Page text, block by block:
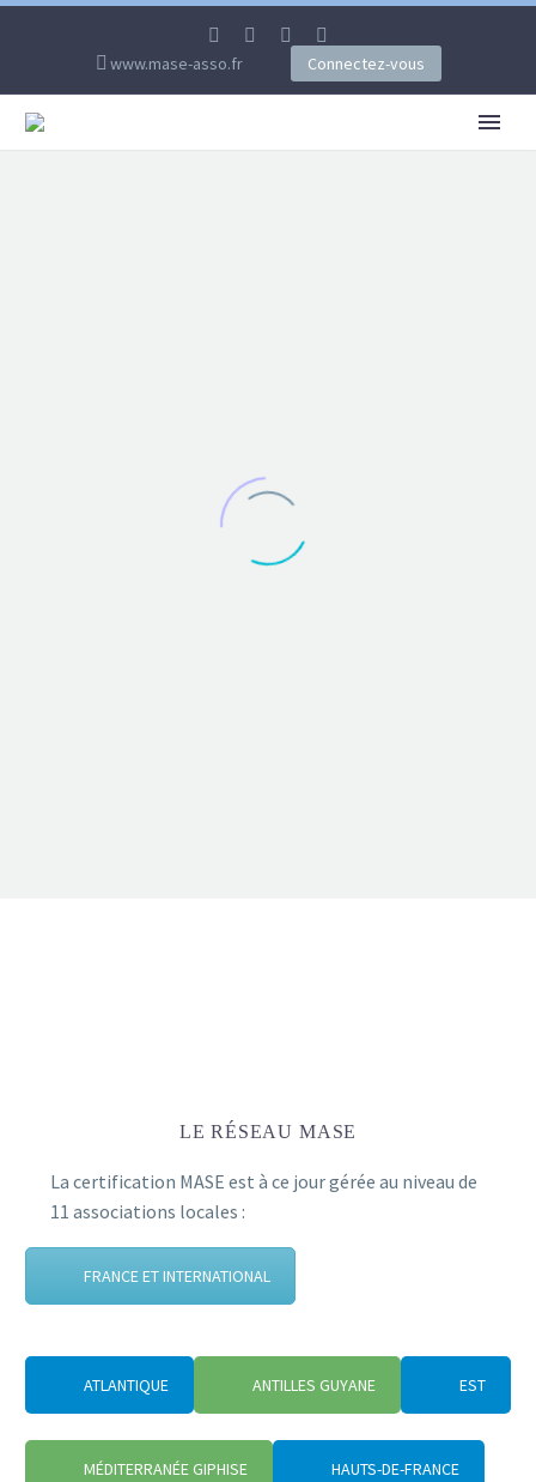
www.mase-asso.fr Connectez-vous
LE RÉSEAU MASE
La certification MASE est à ce jour gérée au niveau de
11 associations locales :
FRANCE ET INTERNATIONAL
ATLANTIQUE ANTILLES GUYANE EST
MÉDITERRANÉE GIPHISE HAUTS-DE-FRANCE